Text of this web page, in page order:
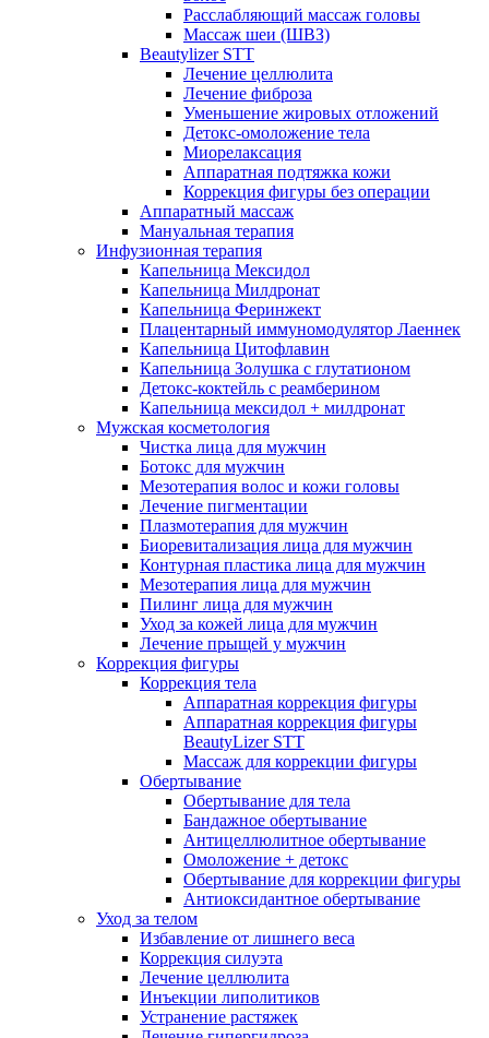
Расслабляющий массаж головы
Массаж шеи (ШВЗ)
Beautylizer STT
Лечение целлюлита
Лечение фиброза
Уменьшение жировых отложений
Детокс-омоложение тела
Миорелаксация
Аппаратная подтяжка кожи
Коррекция фигуры без операции
Аппаратный массаж
Мануальная терапия
Инфузионная терапия
Капельница Мексидол
Капельница Милдронат
Капельница Феринжект
Плацентарный иммуномодулятор Лаеннек
Капельница Цитофлавин
Капельница Золушка с глутатионом
Детокс-коктейль с реамберином
Капельница мексидол + милдронат
Мужская косметология
Чистка лица для мужчин
Ботокс для мужчин
Мезотерапия волос и кожи головы
Лечение пигментации
Плазмотерапия для мужчин
Биоревитализация лица для мужчин
Контурная пластика лица для мужчин
Мезотерапия лица для мужчин
Пилинг лица для мужчин
Уход за кожей лица для мужчин
Лечение прыщей у мужчин
Коррекция фигуры
Коррекция тела
Аппаратная коррекция фигуры
Аппаратная коррекция фигуры
BeautyLizer STT
Массаж для коррекции фигуры
Обертывание
Обертывание для тела
Бандажное обертывание
Антицеллюлитное обертывание
Омоложение + детокс
Обертывание для коррекции фигуры
Антиоксидантное обертывание
Уход за телом
Избавление от лишнего веса
Коррекция силуэта
Лечение целлюлита
Инъекции липолитиков
Устранение растяжек